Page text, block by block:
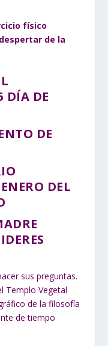
físico
de la
DÍA DE
DE
DEL
sus preguntas.
Templo Vegetal
de la filosofía
de tiempo